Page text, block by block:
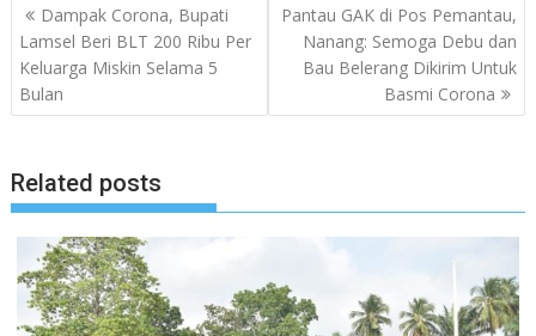
Navigasi
pos
Dampak Corona, Bupati
Lamsel Beri BLT 200 Ribu Per
Keluarga Miskin Selama 5
Bulan
Pantau GAK di Pos Pemantau,
Nanang: Semoga Debu dan
Bau Belerang Dikirim Untuk
Basmi Corona
Related posts